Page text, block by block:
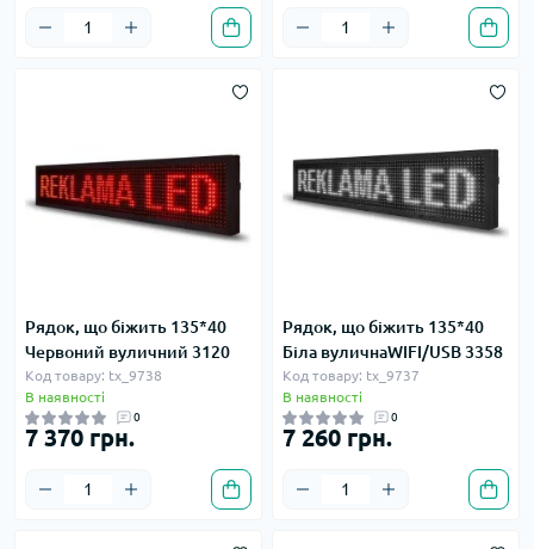
Рядок, що біжить 135*40
Червоний вуличний 3120
Код товару: tx_9738
В наявності
0
7 370 грн.
Рядок, що біжить 135*40
Біла вуличнаWIFI/USB 3358
Код товару: tx_9737
В наявності
0
7 260 грн.